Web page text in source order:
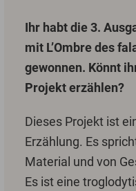
Ihr habt die 3.
mit L’Ombre des
gewonnen. Könnt
Projekt erzählen?
Dieses Projekt ist
Erzählung. Es
Material und von
Es ist eine